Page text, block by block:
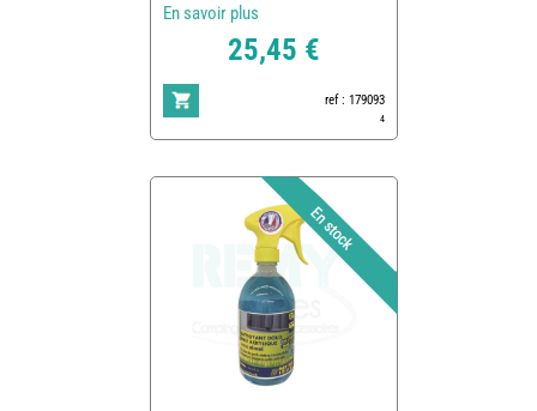
En savoir plus
25,45 €
ref : 179093
4